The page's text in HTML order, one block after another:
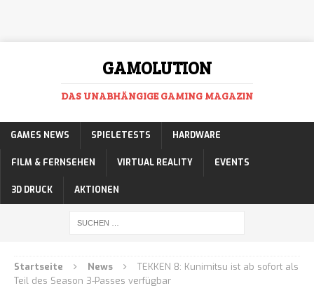
GAMOLUTION
DAS UNABHÄNGIGE GAMING MAGAZIN
GAMES NEWS SPIELETESTS HARDWARE
FILM & FERNSEHEN VIRTUAL REALITY EVENTS
3D DRUCK AKTIONEN
Startseite News
TEKKEN 8: Kunimitsu ist ab sofort als
Teil des Season 3-Passes verfügbar